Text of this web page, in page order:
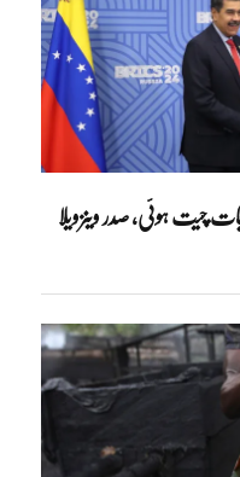
چیت ہوئی، صدر وینزویلا